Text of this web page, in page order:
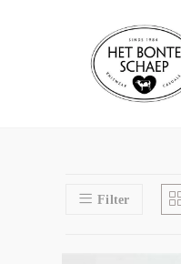
Filter